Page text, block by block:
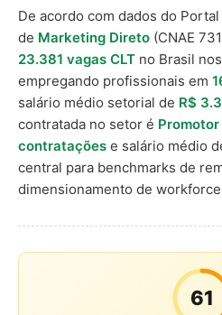
De acordo com dados do
de Marketing Direto (CNAE
23.381 vagas CLT no Brasil
empregando profissionais em
salário médio setorial de R$
contratada no setor é
contratações e salário médio
central para benchmarks de
dimensionamento de
61